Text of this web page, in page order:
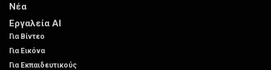
Νέα
Εργαλεία AI
Για Βίντεο
Για Εικόνα
Για Εκπαιδευτικούς